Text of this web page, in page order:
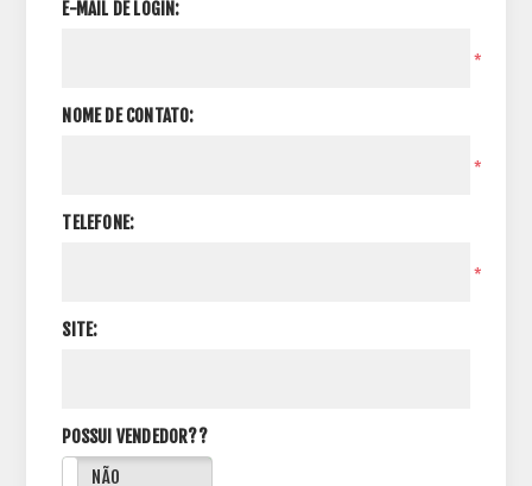
E-MAIL DE LOGIN:
*
NOME DE CONTATO:
*
TELEFONE:
*
SITE:
POSSUI VENDEDOR??
NÃO